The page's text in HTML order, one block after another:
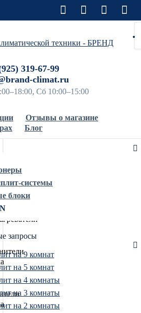
319-67-99
climat.ru
Сб 10:00–15:00
Отзывы о магазине
Блог
системы
блоки
запросы
на 9 комнат
на 5 комнат
на 4 комнаты
на 3 комнаты
на 2 комнаты